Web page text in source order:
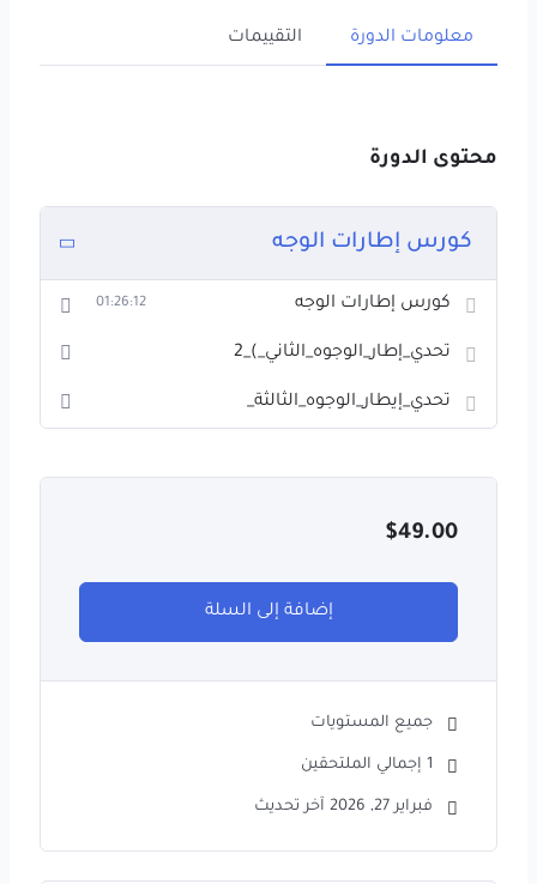
معلومات الدورة التقييمات
محتوى الدورة
كورس إطارات الوجه
كورس إطارات الوجه 01:26:12
تحدي_إطار_الوجوه_الثاني_)_2
تحدي_إيطار_الوجوه_الثالثة_
$49.00
إضافة إلى السلة
جميع المستويات
1 إجمالي الملتحقين
فبراير 27, 2026 آخر تحديث